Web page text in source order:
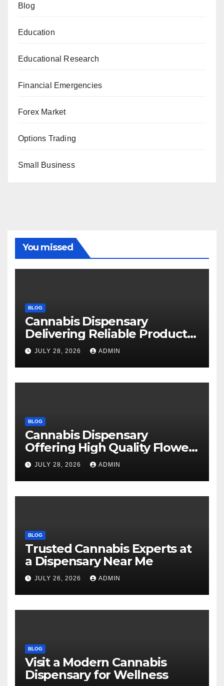
Blog
Education
Educational Research
Financial Emergencies
Forex Market
Options Trading
Small Business
You missed
BLOG
Cannabis Dispensary
Delivering Reliable Products
Every Time
JULY 28, 2026 ADMIN
BLOG
Cannabis Dispensary
Offering High Quality Flower
Selections
JULY 28, 2026 ADMIN
BLOG
Trusted Cannabis Experts at
a Dispensary Near Me
JULY 26, 2026 ADMIN
BLOG
Visit a Modern Cannabis
Dispensary for Wellness